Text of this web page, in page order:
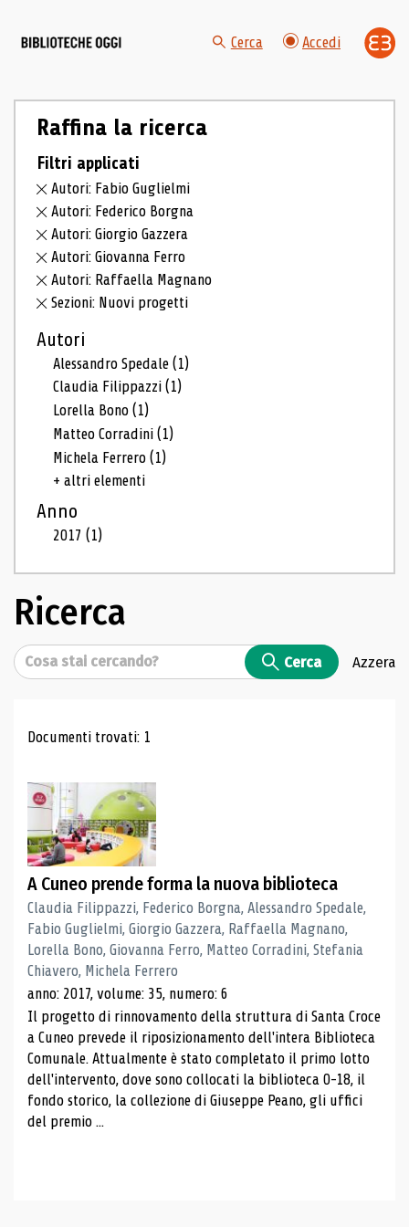
Cerca Accedi
Raffina la ricerca
Filtri applicati
Autori: Fabio Guglielmi
Autori: Federico Borgna
Autori: Giorgio Gazzera
Autori: Giovanna Ferro
Autori: Raffaella Magnano
Sezioni: Nuovi progetti
Autori
Alessandro Spedale(1)
Claudia Filippazzi(1)
Lorella Bono(1)
Matteo Corradini(1)
Michela Ferrero(1)
+ altri elementi
Anno
2017(1)
Ricerca
Cerca Cerca Azzera
Risultati di ricerca
Documenti trovati: 1
A Cuneo prende forma la nuova biblioteca
Claudia Filippazzi, Federico Borgna, Alessandro Spedale,
Fabio Guglielmi, Giorgio Gazzera, Raffaella Magnano,
Lorella Bono, Giovanna Ferro, Matteo Corradini, Stefania
Chiavero, Michela Ferrero
anno: 2017, volume: 35, numero: 6
Il progetto di rinnovamento della struttura di Santa Croce
a Cuneo prevede il riposizionamento dell'intera Biblioteca
Comunale. Attualmente è stato completato il primo lotto
dell'intervento, dove sono collocati la biblioteca 0-18, il
fondo storico, la collezione di Giuseppe Peano, gli uffici
del premio ...